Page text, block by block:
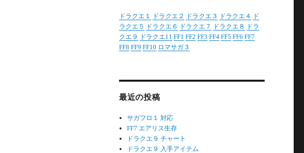
ドラクエ１ ドラクエ２ ドラクエ３ ドラクエ４
ド
ラクエ５
ドラクエ６ ドラクエ７ ドラクエ８
ドラ
クエ９
ドラクエ11 FF1 FF2 FF3 FF4 FF5 FF6 FF7
FF8 FF9 FF10 ロマサガ３
最近の投稿
サガフロ１ 対応
FF7 エアリス生存
ドラクエ９ チャート
ドラクエ９ 入手アイテム